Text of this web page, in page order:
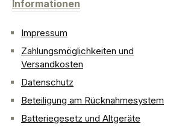
Informationen
Impressum
Zahlungsmöglichkeiten und
Versandkosten
Datenschutz
Beteiligung am Rücknahmesystem
Batteriegesetz und Altgeräte